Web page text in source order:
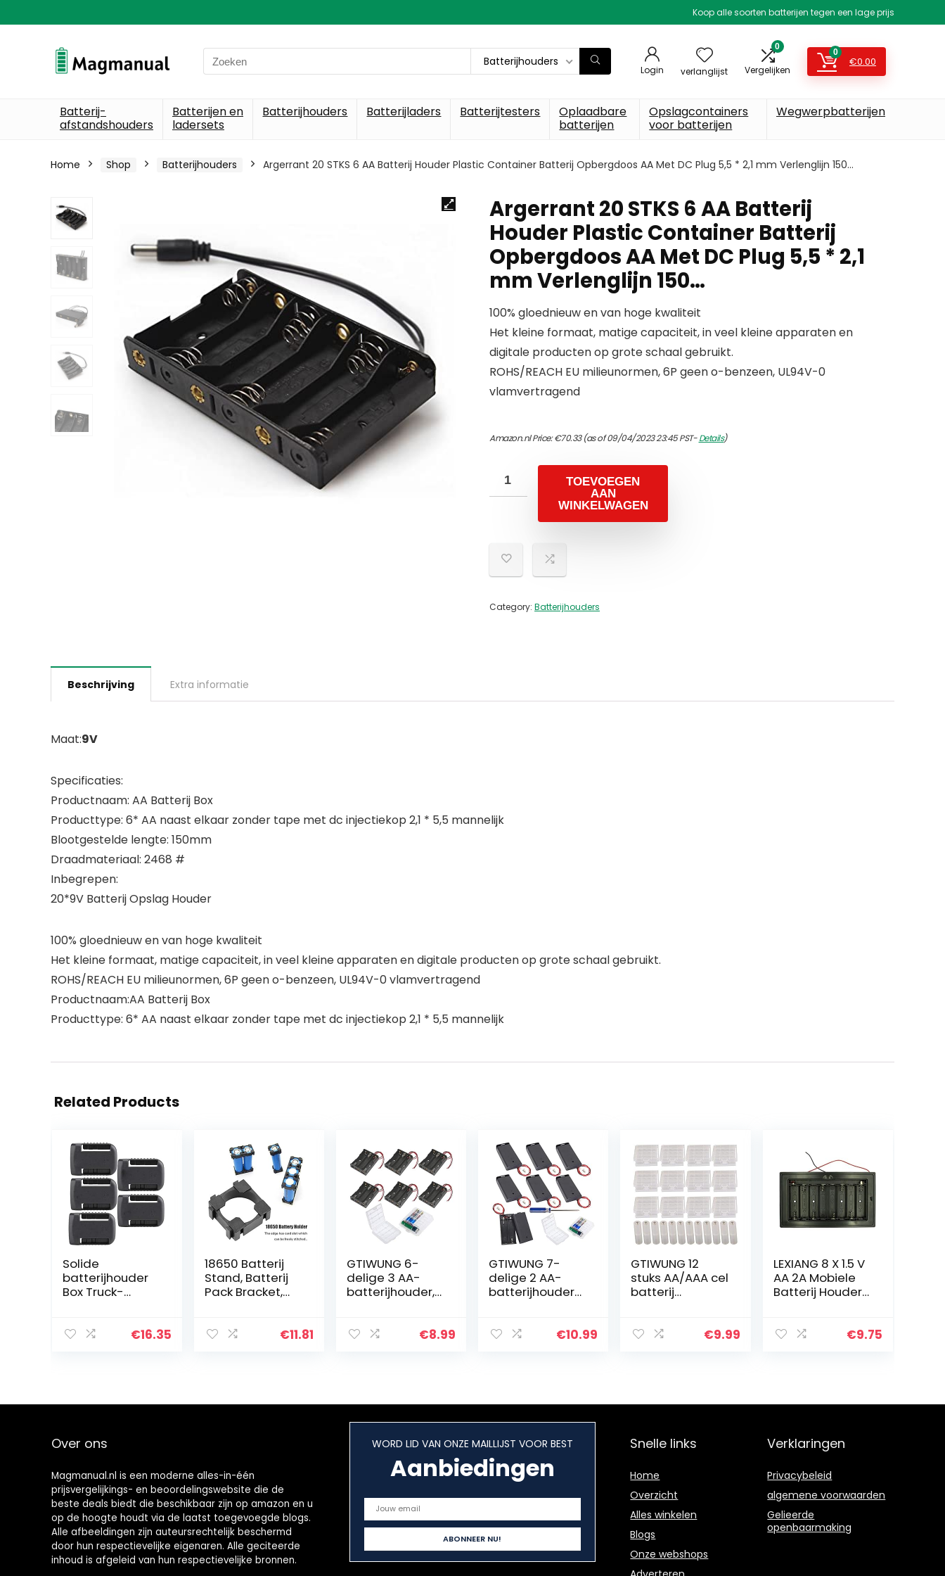
Koop alle soorten batterijen tegen een lage prijs
Search
for:
Batterijhouders
Login verlanglijst
0
Vergelijken
0
€0.00
Batterij-
afstandshouders
Batterijen en
ladersets
Batterijhouders Batterijladers Batterijtesters
Oplaadbare
batterijen
Opslagcontainers
voor batterijen
Wegwerpbatterijen
Home Shop Batterijhouders Argerrant 20 STKS 6 AA Batterij Houder Plastic Container Batterij Opbergdoos AA Met DC Plug 5,5 * 2,1 mm Verlenglijn 150…
Argerrant 20 STKS 6 AA Batterij
Houder Plastic Container Batterij
Opbergdoos AA Met DC Plug 5,5 * 2,1
mm Verlenglijn 150…
100% gloednieuw en van hoge kwaliteit
Het kleine formaat, matige capaciteit, in veel kleine apparaten en
digitale producten op grote schaal gebruikt.
ROHS/REACH EU milieunormen, 6P geen o-benzeen, UL94V-0
vlamvertragend
Amazon.nl Price:€70.33(as of 09/04/2023 23:45 PST-Details)
TOEVOEGEN
AAN
WINKELWAGEN
Category: Batterijhouders
Beschrijving Extra informatie
Maat:9V
Specificaties:
Productnaam: AA Batterij Box
Producttype: 6* AA naast elkaar zonder tape met dc injectiekop 2,1 * 5,5 mannelijk
Blootgestelde lengte: 150mm
Draadmateriaal: 2468 #
Inbegrepen:
20*9V Batterij Opslag Houder
100% gloednieuw en van hoge kwaliteit
Het kleine formaat, matige capaciteit, in veel kleine apparaten en digitale producten op grote schaal gebruikt.
ROHS/REACH EU milieunormen, 6P geen o-benzeen, UL94V-0 vlamvertragend
Productnaam:AA Batterij Box
Producttype: 6* AA naast elkaar zonder tape met dc injectiekop 2,1 * 5,5 mannelijk
Related Products
Solide
batterijhouder
Box Truck-
€16.35
18650 Batterij
Stand, Batterij
Pack Bracket,
18650 Batterij€11.81
GTIWUNG 6-
delige 3 AA-
batterijhouder,
draad, zwarte
€8.99
GTIWUNG 7-
delige 2 AA-
batterijhouder
batterijhouder,
€10.99
GTIWUNG 12
stuks AA/AAA cel
batterij
plastic batterij
€9.99
LEXIANG 8 X 1.5 V
AA 2A Mobiele
Batterij Houder
8×1.5 8xAA 12 V
€9.75
Over ons
Magmanual.nl is een moderne alles-in-één
prijsvergelijkings- en beoordelingswebsite die de
beste deals biedt die beschikbaar zijn op amazon en u
op de hoogte houdt via de laatst toegevoegde blogs.
Alle afbeeldingen zijn auteursrechtelijk beschermd
door hun respectievelijke eigenaren. Alle geciteerde
inhoud is afgeleid van hun respectievelijke bronnen.
WORD LID VAN ONZE MAILLIJST VOOR BEST
Aanbiedingen
Snelle links
Home
Overzicht
Alles winkelen
Blogs
Onze webshops
Verklaringen
Privacybeleid
algemene voorwaarden
Gelieerde
openbaarmaking